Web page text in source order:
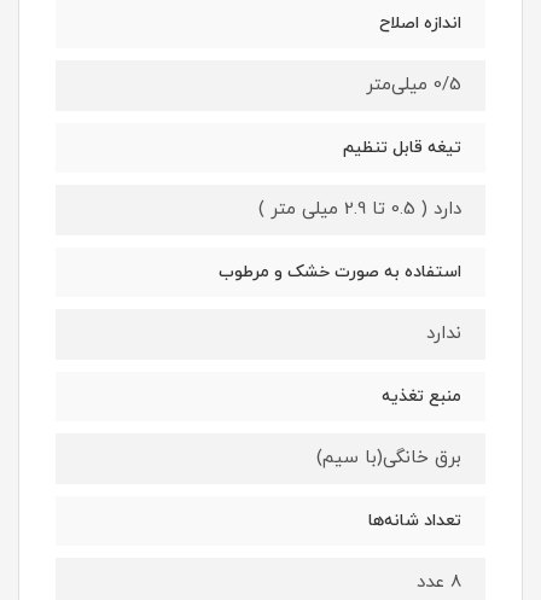
اندازه اصلاح
0/5 میلی‌متر
تیغه قابل تنظیم
دارد ( 0.5 تا 2.9 میلی متر )
استفاده به صورت خشک و مرطوب
ندارد
منبع تغذیه
برق خانگی(با سیم)
تعداد شانه‌ها
8 عدد